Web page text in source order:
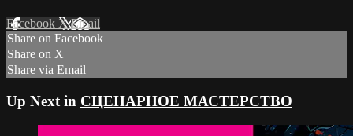
Facebook XEmail
Share on Facebook
Share on X
Share via Email
Up Next in СЦЕНАРНОЕ МАСТЕРСТВО